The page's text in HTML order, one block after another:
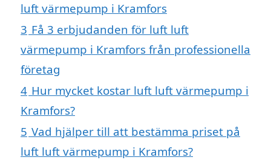
luft värmepump i Kramfors
3 Få 3 erbjudanden för luft luft
värmepump i Kramfors från professionella
företag
4 Hur mycket kostar luft luft värmepump i
Kramfors?
5 Vad hjälper till att bestämma priset på
luft luft värmepump i Kramfors?